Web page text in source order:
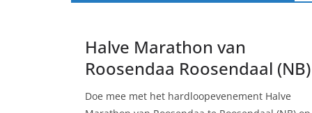
Halve Marathon van
Roosendaa Roosendaal (NB)
Doe mee met het hardloopevenement Halve